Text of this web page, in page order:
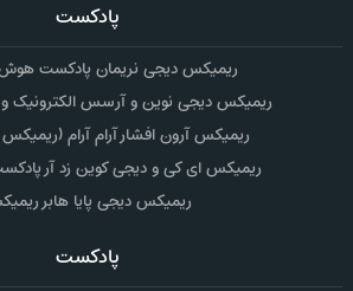
پادکست
ریمیکس دیجی نریمان پادکست
ریمیکس دیجی نوین و آرسس الکترونیک و
ریمیکس آرون افشار آرام آرام
ریمیکس ای کی و دیجی کوین زد آر
ریمیکس دیجی پایا هابر
پادکست